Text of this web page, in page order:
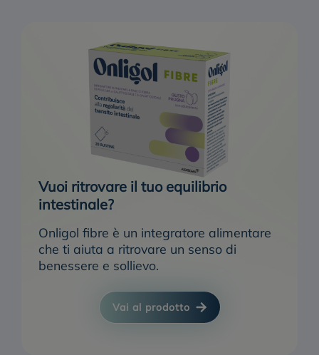
Vuoi ritrovare il tuo equilibrio
intestinale?
Onligol fibre è un integratore alimentare
che ti aiuta a ritrovare un senso di
benessere e sollievo.
Vai al prodotto